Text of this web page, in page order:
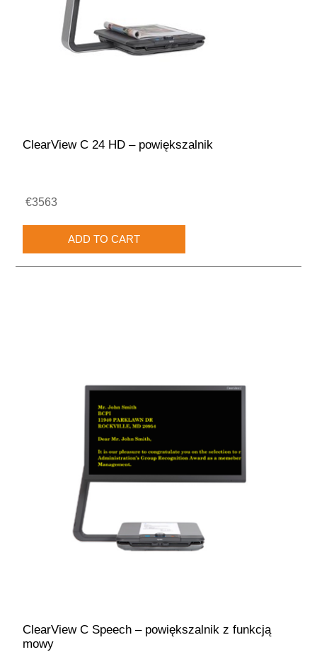
ClearView C 24 HD – powiększalnik
€3563
ClearView C Speech – powiększalnik z funkcją
mowy